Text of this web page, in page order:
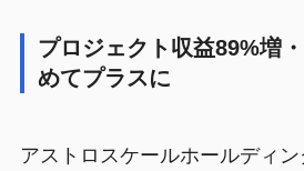
プロジェクト収益89%増
めてプラスに
アストロスケールホールディ